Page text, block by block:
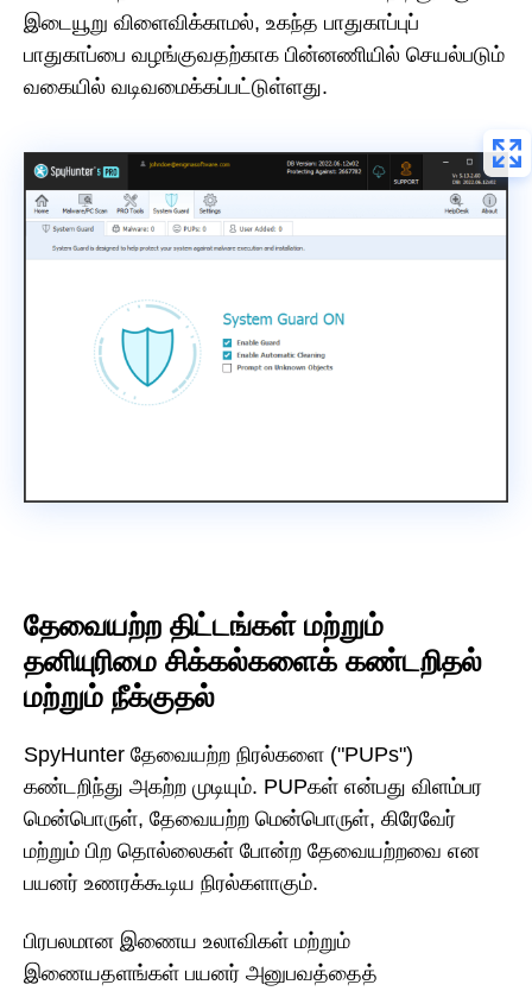
இடையூறு விளைவிக்காமல், உகந்த பாதுகாப்புப்
பாதுகாப்பை வழங்குவதற்காக பின்னணியில் செயல்படும்
வகையில் வடிவமைக்கப்பட்டுள்ளது.
தேவையற்ற திட்டங்கள் மற்றும்
தனியுரிமை சிக்கல்களைக் கண்டறிதல்
மற்றும் நீக்குதல்
SpyHunter தேவையற்ற நிரல்களை ("PUPs")
கண்டறிந்து அகற்ற முடியும். PUPகள் என்பது விளம்பர
மென்பொருள், தேவையற்ற மென்பொருள், கிரேவேர்
மற்றும் பிற தொல்லைகள் போன்ற தேவையற்றவை என
பயனர் உணரக்கூடிய நிரல்களாகும்.
பிரபலமான இணைய உலாவிகள் மற்றும்
இணையதளங்கள் பயனர் அனுபவத்தைத்